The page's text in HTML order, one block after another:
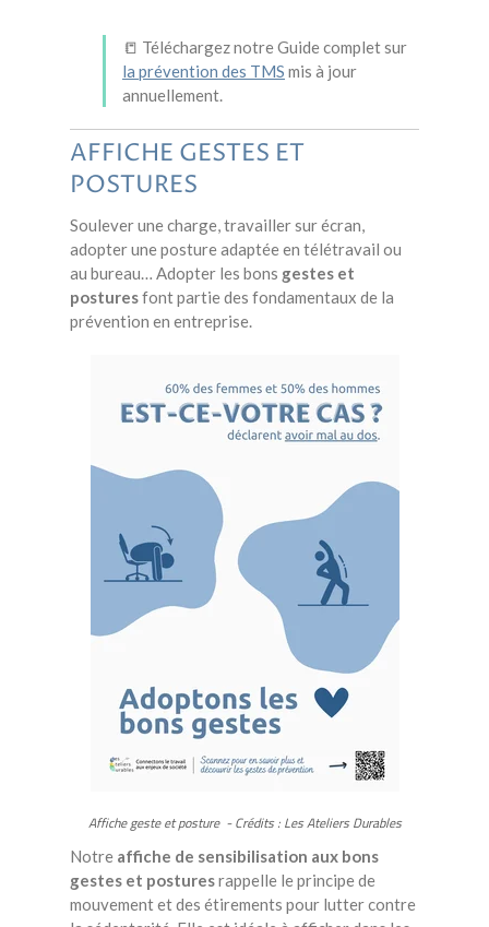
📒 Téléchargez notre Guide complet sur
la prévention des TMS mis à jour
annuellement.
AFFICHE GESTES ET
POSTURES
Soulever une charge, travailler sur écran,
adopter une posture adaptée en télétravail ou
au bureau… Adopter les bons gestes et
posturesfont partie des fondamentaux de la
prévention en entreprise.
Affiche geste et posture - Crédits : Les Ateliers Durables
Notre affiche de sensibilisation aux bons
gestes et posturesrappelle le principe de
mouvement et des étirements pour lutter contre